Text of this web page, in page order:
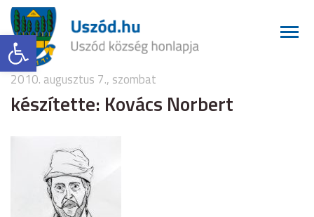
Eszköztár megnyitása
2010. augusztus 7., szombat
készítette: Kovács Norbert